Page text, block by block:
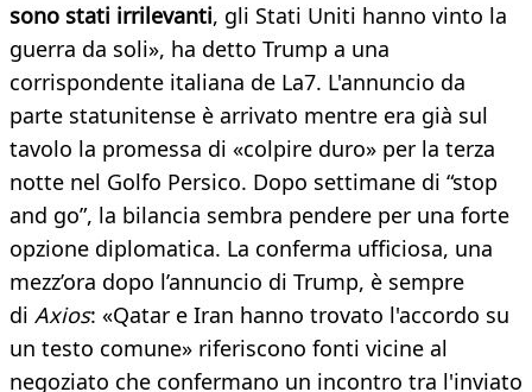
sono stati irrilevanti, gli Stati Uniti hanno vinto la
guerra da soli», ha detto Trump a una
corrispondente italiana de La7. L'annuncio da
parte statunitense è arrivato mentre era già sul
tavolo la promessa di «colpire duro» per la terza
notte nel Golfo Persico. Dopo settimane di “stop
and go”, la bilancia sembra pendere per una forte
opzione diplomatica. La conferma ufficiosa, una
mezz’ora dopo l’annuncio di Trump, è sempre
di Axios: «Qatar e Iran hanno trovato l'accordo su
un testo comune» riferiscono fonti vicine al
negoziato che confermano un incontro tra l'inviato